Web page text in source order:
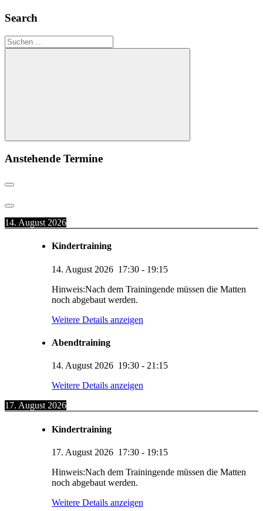
Search
Suchen
nach:
Suchen
Anstehende Termine
14. August 2026
Kindertraining
14. August 2026 17:30 - 19:15
Hinweis:Nach dem Trainingende müssen die Matten
noch abgebaut werden.
Weitere Details anzeigen
Abendtraining
14. August 2026 19:30 - 21:15
Weitere Details anzeigen
17. August 2026
Kindertraining
17. August 2026 17:30 - 19:15
Hinweis:Nach dem Trainingende müssen die Matten
noch abgebaut werden.
Weitere Details anzeigen